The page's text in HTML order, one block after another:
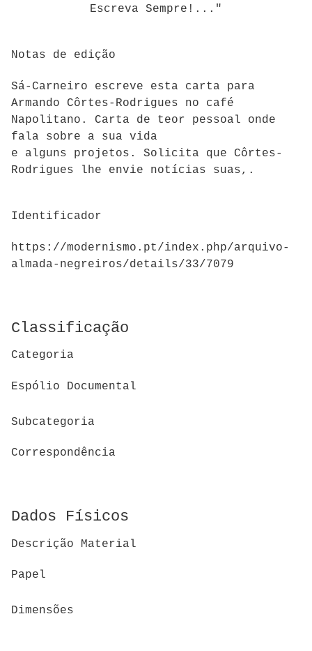
Escreva Sempre!..."
Notas de edição
Sá-Carneiro escreve esta carta para
Armando Côrtes-Rodrigues no café
Napolitano. Carta de teor pessoal onde
fala sobre a sua vida
e alguns projetos. Solicita que Côrtes-
Rodrigues lhe envie notícias suas,.
Identificador
https://modernismo.pt/index.php/arquivo-
almada-negreiros/details/33/7079
Classificação
Categoria
Espólio Documental
Subcategoria
Correspondência
Dados Físicos
Descrição Material
Papel
Dimensões